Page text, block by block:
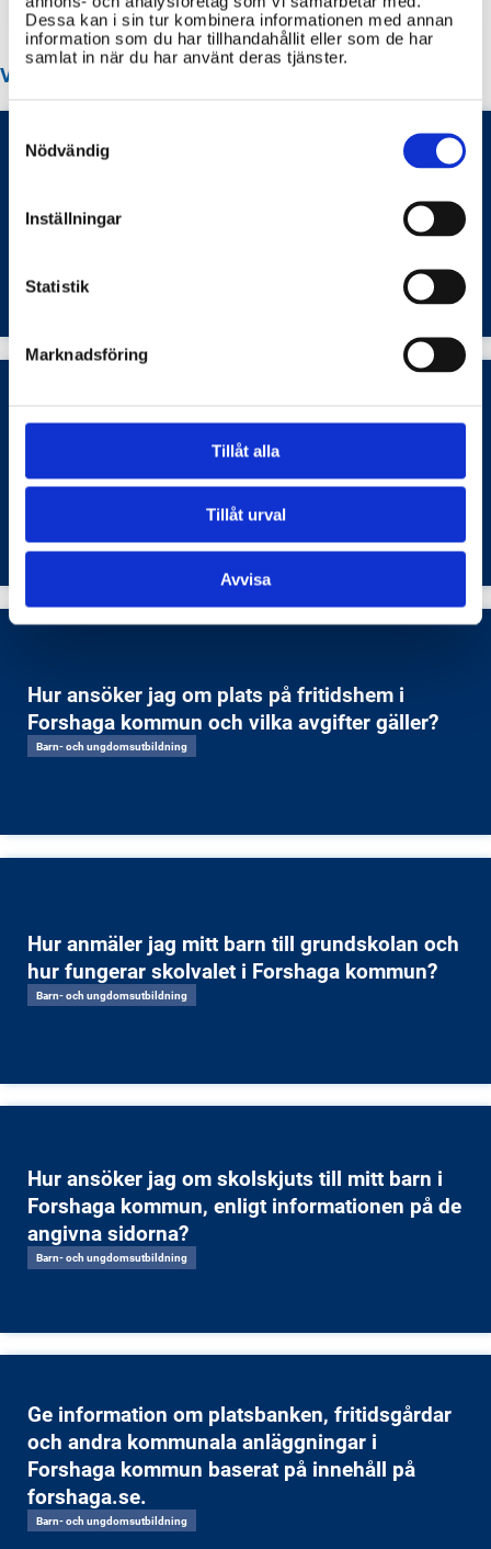
Dessa kan i sin tur kombinera informationen med annan
information som du har tillhandahållit eller som de har
samlat in när du har använt deras tjänster.
Selection
Nödvändig
Inställningar
Statistik
Marknadsföring
Tillåt alla
Tillåt urval
Avvisa
VANLIGA FRÅGOR OM FORSHAGA KOMMUN
Hur ansöker jag om parkeringstillstånd för
rörelsehindrad i Forshaga kommun och hur
fungerar betalning av parkeringsavgifter med
Regionala arbetsmarknadsinsatser i Forshaga
kommun?
Hur ansöker jag om plats på fritidshem i
Forshaga kommun och vilka avgifter gäller?
Barn- och ungdomsutbildning
Hur anmäler jag mitt barn till grundskolan och
hur fungerar skolvalet i Forshaga kommun?
Barn- och ungdomsutbildning
Hur ansöker jag om skolskjuts till mitt barn i
Forshaga kommun, enligt informationen på de
angivna sidorna?
Barn- och ungdomsutbildning
Ge information om platsbanken, fritidsgårdar
och andra kommunala anläggningar i
Forshaga kommun baserat på innehåll på
forshaga.se.
Barn- och ungdomsutbildning